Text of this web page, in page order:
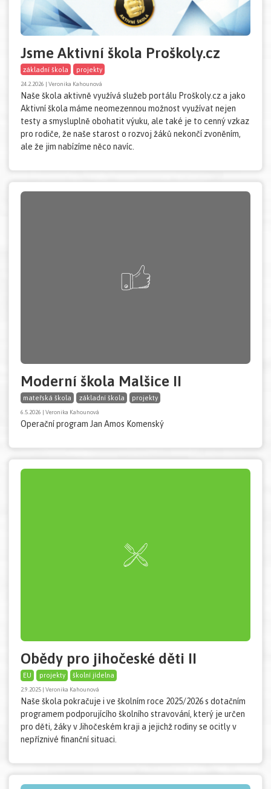
Jsme Aktivní škola Proškoly.cz
základní škola projekty
24.2.2026 | Veronika Kahounová
Naše škola aktivně využívá služeb portálu Proškoly.cz a jako
Aktivní škola máme neomezennou možnost využívat nejen
testy a smysluplně obohatit výuku, ale také je to cenný vzkaz
pro rodiče, že naše starost o rozvoj žáků nekončí zvoněním,
ale že jim nabízíme něco navíc.
Moderní škola Malšice II
mateřská škola základní škola projekty
6.5.2026 | Veronika Kahounová
Operační program Jan Amos Komenský
Obědy pro jihočeské děti II
EU projekty školní jídelna
2.9.2025 | Veronika Kahounová
Naše škola pokračuje i ve školním roce 2025/2026 s dotačním
programem podporujícího školního stravování, který je určen
pro děti, žáky v Jihočeském kraji a jejichž rodiny se ocitly v
nepříznivé finanční situaci.